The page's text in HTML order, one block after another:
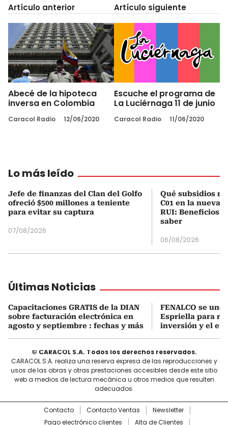
Artículo anterior
Abecé de la hipoteca
inversa en Colombia
Caracol Radio 12/06/2020
Artículo siguiente
Escuche el programa de
La Luciérnaga 11 de junio
Caracol Radio 11/06/2020
Lo más leído
Jefe de finanzas del Clan del Golfo
ofreció $500 millones a teniente
para evitar su captura
07/08/2026
Qué subsidios
C01 en la nueva
RUI: Beneficios
saber
06/08/2026
Últimas Noticias
Capacitaciones GRATIS de la DIAN
sobre facturación electrónica en
agosto y septiembre : fechas y más
FENALCO se une
Espriella para
inversión y el
© CARACOL S.A. Todos los derechos reservados.
CARACOL S.A. realiza una reserva expresa de las reproducciones y
usos de las obras y otras prestaciones accesibles desde este sitio
web a medios de lectura mecánica u otros medios que resulten
adecuados.
Contacto Contacto Ventas
Newsletter
Pago electrónico clientes
Alta de Clientes